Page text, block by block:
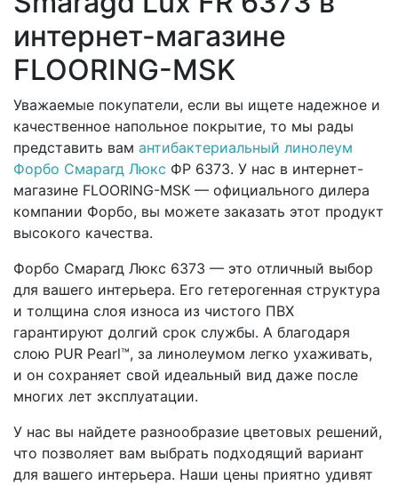
интернет-магазине
FLOORING-MSK
Уважаемые покупатели, если вы ищете надежное и
качественное напольное покрытие, то мы рады
представить вам антибактериальный линолеум
Форбо Смарагд Люкс ФР 6373. У нас в интернет-
магазине FLOORING-MSK — официального дилера
компании Форбо, вы можете заказать этот продукт
высокого качества.
Форбо Смарагд Люкс 6373 — это отличный выбор
для вашего интерьера. Его гетерогенная структура
и толщина слоя износа из чистого ПВХ
гарантируют долгий срок службы. А благодаря
слою PUR Pearl™, за линолеумом легко ухаживать,
и он сохраняет свой идеальный вид даже после
многих лет эксплуатации.
У нас вы найдете разнообразие цветовых решений,
что позволяет вам выбрать подходящий вариант
для вашего интерьера. Наши цены приятно удивят